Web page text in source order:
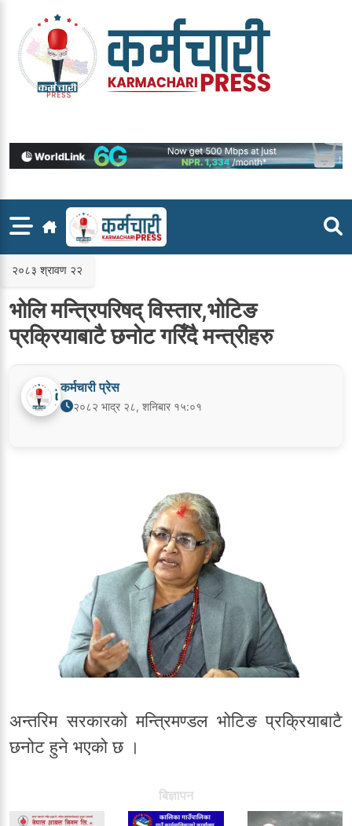
content
२०८३ श्रावण २२
भोलि मन्त्रिपरिषद्‌ विस्तार,भोटिङ
प्रक्रियाबाटै छनोट गरिँदै मन्त्रीहरु
कर्मचारी प्रेस
२०८२ भाद्र २८, शनिबार १५:०१
अन्तरिम सरकारको मन्त्रिमण्डल भोटिङ प्रक्रियाबाटै
छनोट हुने भएको छ ।
बिज्ञापन